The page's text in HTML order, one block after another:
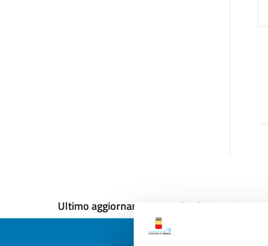
Ultimo aggiornamento: 18/12/2024, 10:55